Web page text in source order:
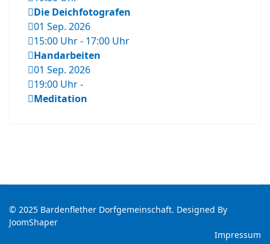
Die Deichfotografen
01 Sep. 2026
15:00 Uhr- 17:00 Uhr
Handarbeiten
01 Sep. 2026
19:00 Uhr-
Meditation
© 2025 Bardenflether Dorfgemeinschaft. Designed By
JoomShaper
Impressum